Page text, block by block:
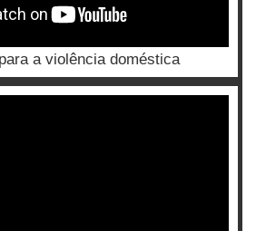
a violência doméstica